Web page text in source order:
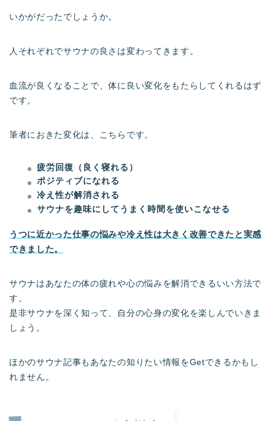
いかがだったでしょうか。
人それぞれでサウナの良さは変わってきます。
血流が良くなることで、体に良い変化をもたらしてくれるはず
です。
筆者におきた変化は、こちらです。
疲労回復（良く寝れる）
ポジティブになれる
冷え性が解消される
サウナを趣味にしてうまく時間を使いこなせる
うつに近かった仕事の悩みや冷え性は大きく改善できたと実感
できました。
サウナはあなたの体の疲れや心の悩みを解消できるいい方法で
す。
是非サウナを深く知って、自分の心身の変化を楽しんでいきま
しょう。
ほかのサウナ記事もあなたの知りたい情報をGetできるかもし
れません。